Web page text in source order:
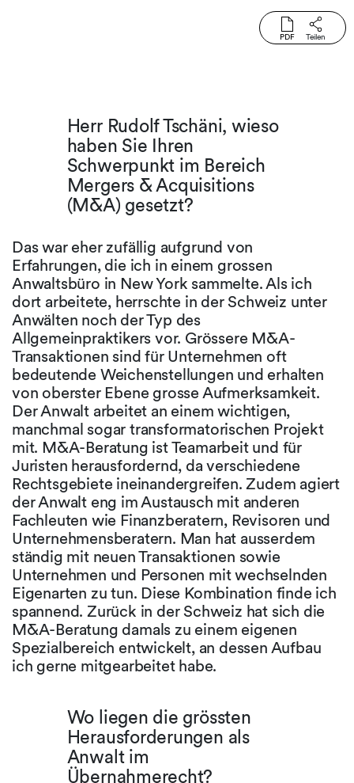
PDF Teilen
Herr Rudolf Tschäni, wieso
haben Sie Ihren
Schwerpunkt im Bereich
Mergers & Acquisitions
(M&A) gesetzt?
Das war eher zufällig aufgrund von
Erfahrungen, die ich in einem grossen
Anwaltsbüro in New York sammelte. Als ich
dort arbeitete, herrschte in der Schweiz unter
Anwälten noch der Typ des
Allgemeinpraktikers vor. Grössere M&A-
Transaktionen sind für Unternehmen oft
bedeutende Weichenstellungen und erhalten
von oberster Ebene grosse Aufmerksamkeit.
Der Anwalt arbeitet an einem wichtigen,
manchmal sogar transformatorischen Projekt
mit. M&A-Beratung ist Teamarbeit und für
Juristen herausfordernd, da verschiedene
Rechtsgebiete ineinandergreifen. Zudem agiert
der Anwalt eng im Austausch mit anderen
Fachleuten wie Finanzberatern, Revisoren und
Unternehmensberatern. Man hat ausserdem
ständig mit neuen Transaktionen sowie
Unternehmen und Personen mit wechselnden
Eigenarten zu tun. Diese Kombination finde ich
spannend. Zurück in der Schweiz hat sich die
M&A-Beratung damals zu einem eigenen
Spezialbereich entwickelt, an dessen Aufbau
ich gerne mitgearbeitet habe.
Wo liegen die grössten
Herausforderungen als
Anwalt im
Übernahmerecht?